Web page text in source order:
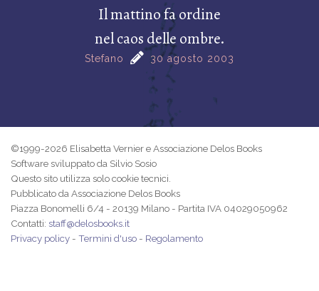
Il mattino fa ordine
nel caos delle ombre.
Stefano 30 agosto 2003
©1999-2026 Elisabetta Vernier e Associazione Delos Books
Software sviluppato da Silvio Sosio
Questo sito utilizza solo cookie tecnici.
Pubblicato da Associazione Delos Books
Piazza Bonomelli 6/4 - 20139 Milano - Partita IVA 04029050962
Contatti: staff@delosbooks.it
Privacy policy - Termini d'uso - Regolamento